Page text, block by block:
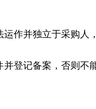
作并独立于采购人
登记备案，否则不